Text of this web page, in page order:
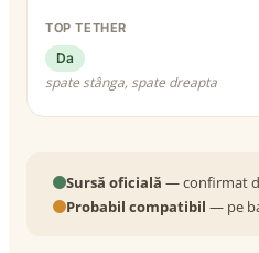
TOP TETHER
Da
spate stânga, spate dreapta
Sursă oficială — confirmat
Probabil compatibil — pe